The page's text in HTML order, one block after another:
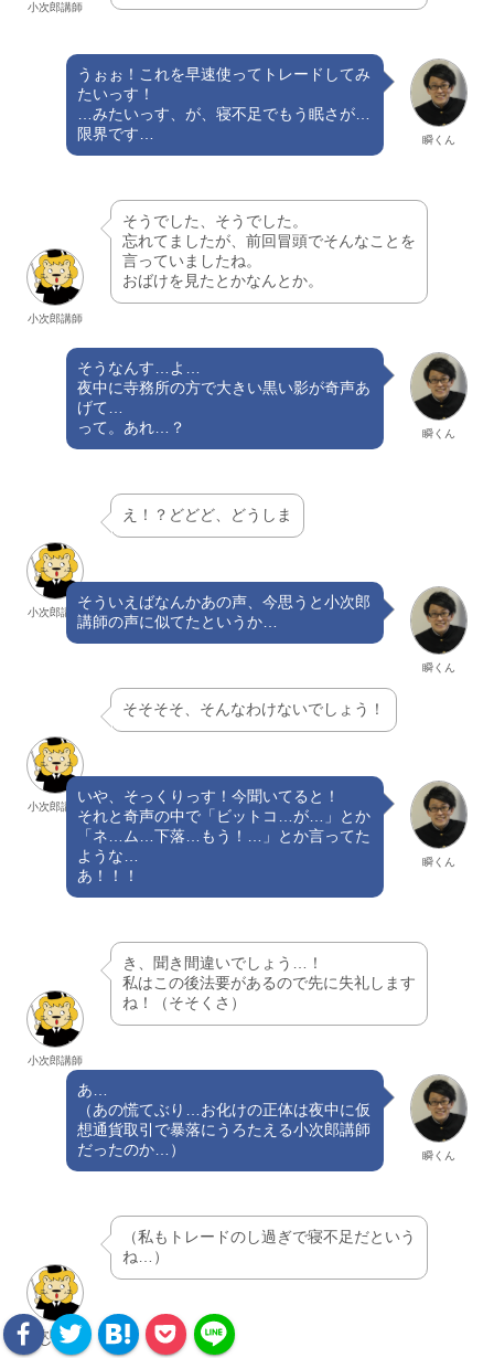
小次郎講師
瞬くん
うぉぉ！これを早速使ってトレードしてみ
たいっす！
…みたいっす、が、寝不足でもう眠さが…
限界です…
小次郎講師
そうでした、そうでした。
忘れてましたが、前回冒頭でそんなことを
言っていましたね。
おばけを見たとかなんとか。
瞬くん
そうなんす…よ…
夜中に寺務所の方で大きい黒い影が奇声あ
げて…
って。あれ…？
小次郎講師
え！？どどど、どうしま
瞬くん
そういえばなんかあの声、今思うと小次郎
講師の声に似てたというか…
小次郎講師
そそそそ、そんなわけないでしょう！
瞬くん
いや、そっくりっす！今聞いてると！
それと奇声の中で「ビットコ…が…」とか
「ネ…ム…下落…もう！…」とか言ってた
ような…
あ！！！
小次郎講師
き、聞き間違いでしょう…！
私はこの後法要があるので先に失礼します
ね！（そそくさ）
瞬くん
あ…
（あの慌てぶり…お化けの正体は夜中に仮
想通貨取引で暴落にうろたえる小次郎講師
だったのか…）
小次郎講師
（私もトレードのし過ぎで寝不足だという
ね…）
おしまい